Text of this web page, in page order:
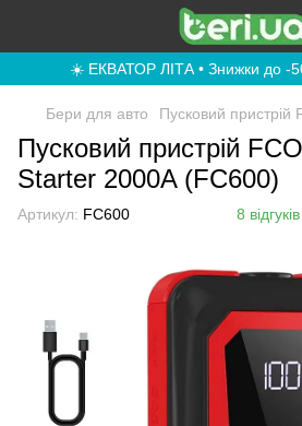
☀️ ЕКВАТОР ЛІТА • Знижки до -
Бери для авто Пусковий
Пусковий пристрій
Starter 2000A (FC600)
Артикул: FC600 8 відгуків